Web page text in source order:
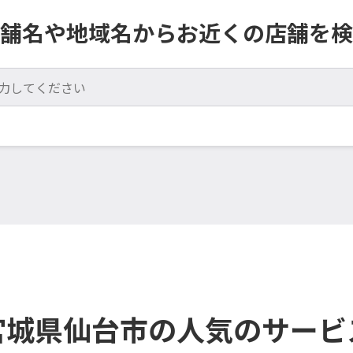
名や地域名からお近くの店舗を
県仙台市の人気のサー